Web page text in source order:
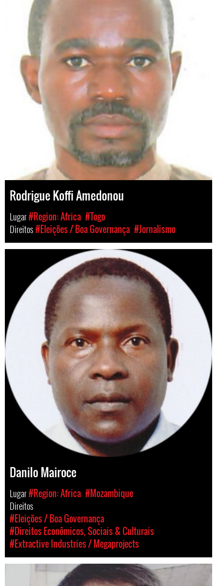
Rodrigue Koffi Amedonou
Lugar#Region: Africa #Togo
Direitos#Eleições / Boa Governança #Jornalismo
Danilo Mairoce
Lugar#Region: Africa #Mozambique
Direitos
#Eleições / Boa Governança
#Direitos Econômicos, Sociais & Culturais
#Extractive Industries / Megaprojects